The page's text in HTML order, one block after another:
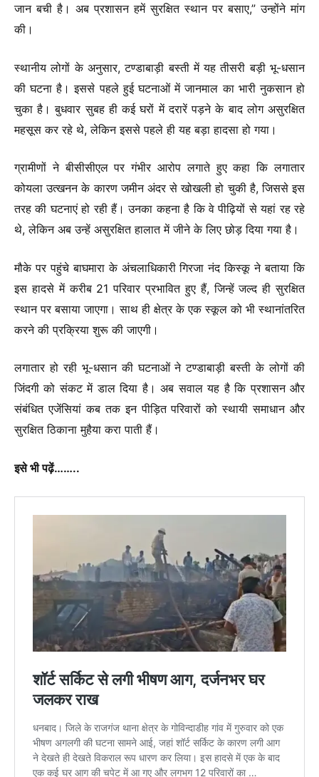
जान बची है। अब प्रशासन हमें सुरक्षित स्थान पर बसाए,” उन्होंने मांग
की।
स्थानीय लोगों के अनुसार, टण्डाबाड़ी बस्ती में यह तीसरी बड़ी भू-धसान
की घटना है। इससे पहले हुई घटनाओं में जानमाल का भारी नुकसान हो
चुका है। बुधवार सुबह ही कई घरों में दरारें पड़ने के बाद लोग असुरक्षित
महसूस कर रहे थे, लेकिन इससे पहले ही यह बड़ा हादसा हो गया।
ग्रामीणों ने बीसीसीएल पर गंभीर आरोप लगाते हुए कहा कि लगातार
कोयला उत्खनन के कारण जमीन अंदर से खोखली हो चुकी है, जिससे इस
तरह की घटनाएं हो रही हैं। उनका कहना है कि वे पीढ़ियों से यहां रह रहे
थे, लेकिन अब उन्हें असुरक्षित हालात में जीने के लिए छोड़ दिया गया है।
मौके पर पहुंचे बाघमारा के अंचलाधिकारी गिरजा नंद किस्कू ने बताया कि
इस हादसे में करीब 21 परिवार प्रभावित हुए हैं, जिन्हें जल्द ही सुरक्षित
स्थान पर बसाया जाएगा। साथ ही क्षेत्र के एक स्कूल को भी स्थानांतरित
करने की प्रक्रिया शुरू की जाएगी।
लगातार हो रही भू-धसान की घटनाओं ने टण्डाबाड़ी बस्ती के लोगों की
जिंदगी को संकट में डाल दिया है। अब सवाल यह है कि प्रशासन और
संबंधित एजेंसियां कब तक इन पीड़ित परिवारों को स्थायी समाधान और
सुरक्षित ठिकाना मुहैया करा पाती हैं।
इसे भी पढ़ें……..